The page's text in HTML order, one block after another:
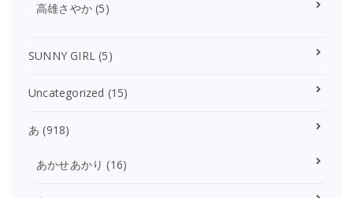
高雄さやか (5)
SUNNY GIRL (5)
Uncategorized (15)
あ (918)
あかせあかり (16)